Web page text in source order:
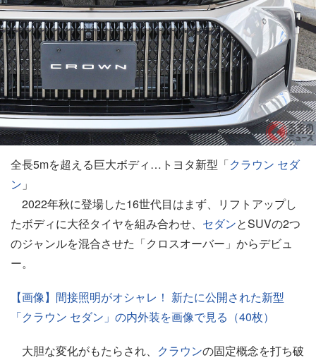
全長5mを超える巨大ボディ…トヨタ新型「クラウン セダ
ン 」
2022年秋に登場した16世代目はまず、リフトアップし
たボディに大径タイヤを組み合わせ、 セダンとSUVの2つ
のジャンルを混合させた「クロスオーバー」からデビュ
ー。
【画像】間接照明がオシャレ！ 新たに公開された新型
「クラウン セダン」の内外装を画像で見る（40枚）
大胆な変化がもたらされ、 クラウンの固定概念を打ち破